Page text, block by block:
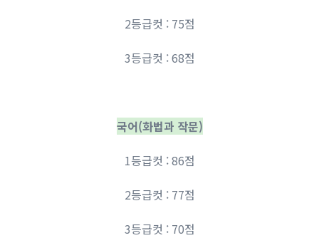
2등급컷 : 75점
3등급컷 : 68점
국어(화법과 작문)
1등급컷 : 86점
2등급컷 : 77점
3등급컷 : 70점